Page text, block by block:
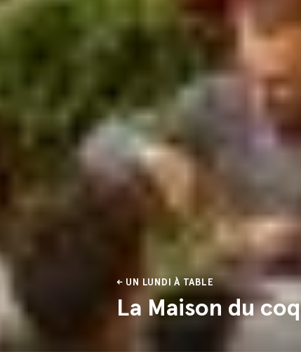
UN LUNDI À TABLE
La Maison du